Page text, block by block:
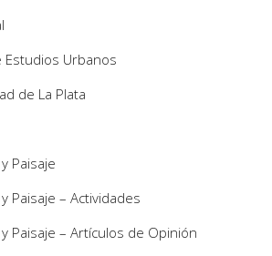
Urbanos
de La Plata
Paisaje
Paisaje – Actividades
Paisaje – Artículos de Opinión